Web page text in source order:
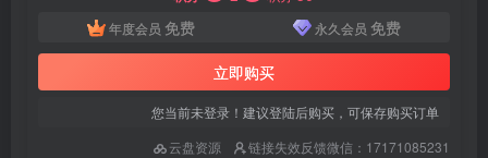
年度会员 免费 永久会员 免费
立即购买
您当前未登录！建议登陆后购买，可保存购买订单
云盘资源
链接失效反馈微信：17171085231